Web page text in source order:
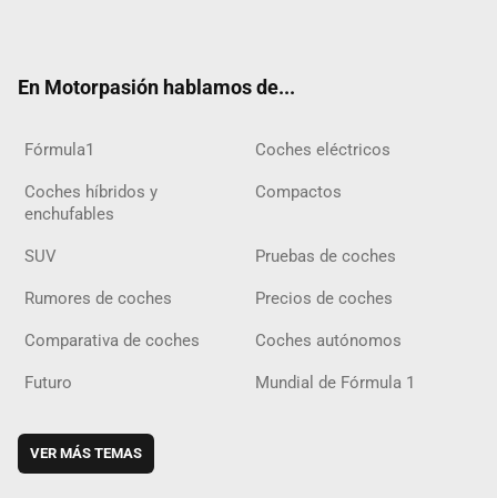
En Motorpasión hablamos de...
Fórmula1 Coches eléctricos
Coches híbridos y
enchufables
Compactos
SUV Pruebas de coches
Rumores de coches Precios de coches
Comparativa de coches Coches autónomos
Futuro Mundial de Fórmula 1
VER MÁS TEMAS